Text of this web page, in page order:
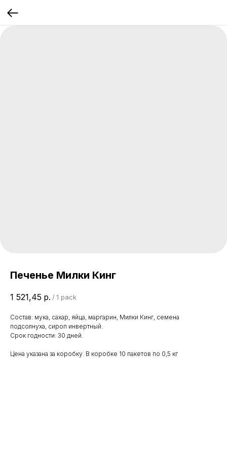
Печенье Милки Кинг
1 521,45 р. / 1 pack
Состав: мука, сахар, яйца, маргарин, Милки Кинг, семена
подсолнуха, сироп инвертный.
Срок годности: 30 дней.
Цена указана за коробку. В коробке 10 пакетов по 0,5 кг